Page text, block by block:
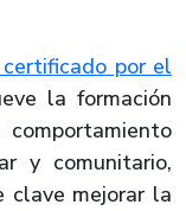
por el
la formación
y comunitario,
clave mejorar la